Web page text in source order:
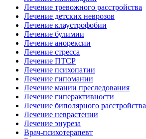
Лечение тревожного расстройства
Лечение детских неврозов
Лечение клаустрофобии
Лечение булимии
Лечение анорексии
Лечение стресса
Лечение ПТСР
Лечение психопатии
Лечение гипомании
Лечение мании преследования
Лечение гиперактивности
Лечение биполярного расстройства
Лечение неврастении
Лечение энуреза
Врач-психотерапевт